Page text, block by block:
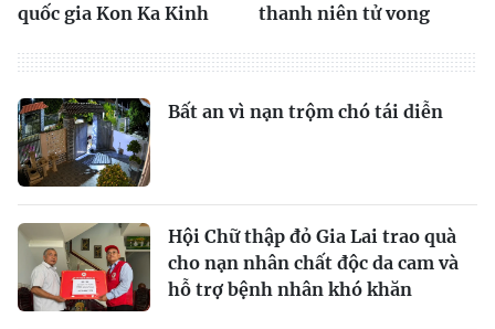
quốc gia Kon Ka Kinh
thanh niên tử vong
Bất an vì nạn trộm chó tái diễn
Hội Chữ thập đỏ Gia Lai trao quà
cho nạn nhân chất độc da cam và
hỗ trợ bệnh nhân khó khăn